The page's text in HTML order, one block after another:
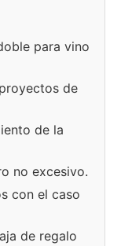
para vino
de
de la
no excesivo.
con el caso
de regalo